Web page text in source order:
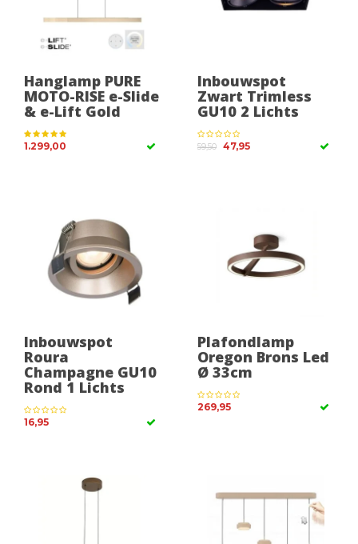
Hanglamp PURE
MOTO-RISE e-Slide
& e-Lift Gold
1.299,00
Inbouwspot
Zwart Trimless
GU10 2 Lichts
59,50 47,95
Inbouwspot
Roura
Champagne GU10
Rond 1 Lichts
16,95
Plafondlamp
Oregon Brons Led
Ø 33cm
269,95